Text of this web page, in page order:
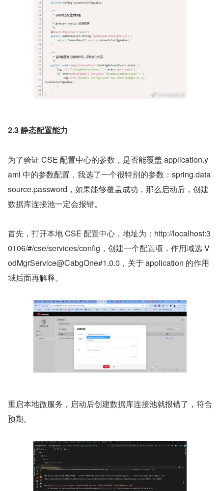
2.3 静态配置能力
为了验证 CSE 配置中心的参数，是否能覆盖 application.y
aml 中的参数配置，我选了一个很特别的参数：spring.data
source.password，如果能够覆盖成功，那么启动后，创建
数据库连接池一定会报错。
首先，打开本地 CSE 配置中心，地址为：http://localhost:3
0106/#/cse/services/config，创建一个配置项，作用域选 V
odMgrService@CabgOne#1.0.0，关于 application 的作用
域后面再解释。
重启本地微服务，启动后创建数据库连接池就报错了，符合
预期。